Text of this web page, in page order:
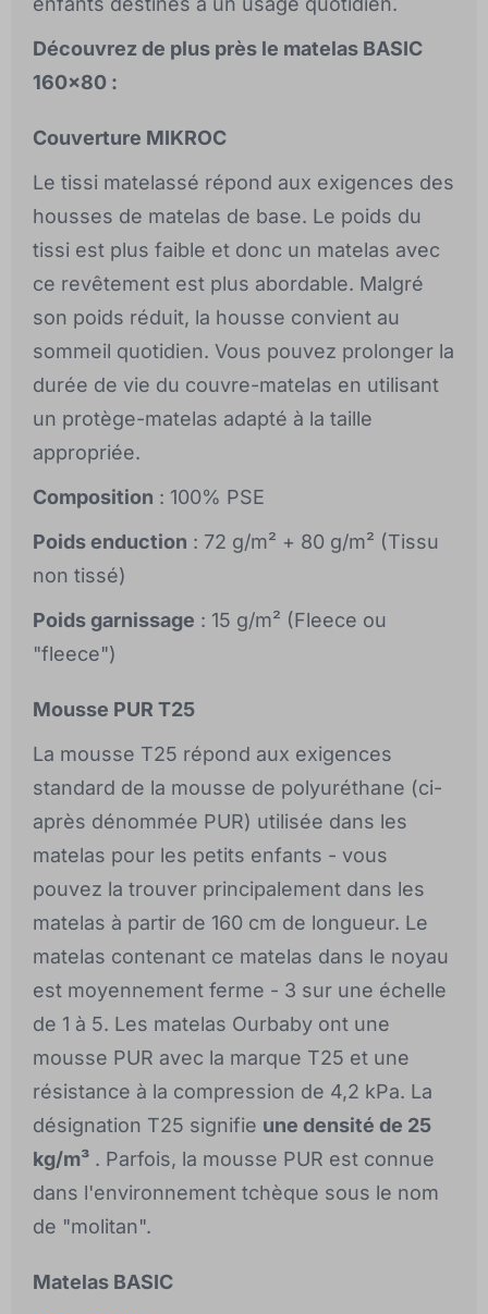
Découvrez de plus près le matelas BASIC
160x80 :
Couverture MIKROC
Le tissi matelassé répond aux exigences des
housses de matelas de base. Le poids du
tissi est plus faible et donc un matelas avec
ce revêtement est plus abordable. Malgré
son poids réduit, la housse convient au
sommeil quotidien. Vous pouvez prolonger la
durée de vie du couvre-matelas en utilisant
un protège-matelas adapté à la taille
appropriée.
Composition : 100% PSE
Poids enduction : 72 g/m² + 80 g/m² (Tissu
non tissé)
Poids garnissage : 15 g/m² (Fleece ou
"fleece")
Mousse PUR T25
La mousse T25 répond aux exigences
standard de la mousse de polyuréthane (ci-
après dénommée PUR) utilisée dans les
matelas pour les petits enfants - vous
pouvez la trouver principalement dans les
matelas à partir de 160 cm de longueur. Le
matelas contenant ce matelas dans le noyau
est moyennement ferme - 3 sur une échelle
de 1 à 5. Les matelas Ourbaby ont une
mousse PUR avec la marque T25 et une
résistance à la compression de 4,2 kPa. La
désignation T25 signifie une densité de 25
kg/m³ . Parfois, la mousse PUR est connue
dans l'environnement tchèque sous le nom
de "molitan".
Matelas BASIC